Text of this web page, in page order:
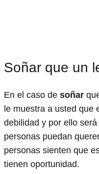
Soñar que un
En el caso de soñar
le muestra a usted que
debilidad y por ello
personas puedan
personas sienten que
tienen oportunidad.